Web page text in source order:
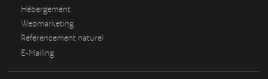
Hébergement
Webmarketing
Référencement naturel
E-Mailing